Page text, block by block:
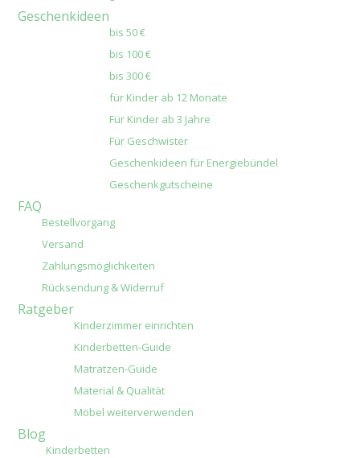
Geschenkideen
bis 50 €
bis 100 €
bis 300 €
für Kinder ab 12 Monate
Für Kinder ab 3 Jahre
Für Geschwister
Geschenkideen für Energiebündel
Geschenkgutscheine
FAQ
Bestellvorgang
Versand
Zahlungsmöglichkeiten
Rücksendung & Widerruf
Ratgeber
Kinderzimmer einrichten
Kinderbetten-Guide
Matratzen-Guide
Material & Qualität
Möbel weiterverwenden
Blog
Kinderbetten